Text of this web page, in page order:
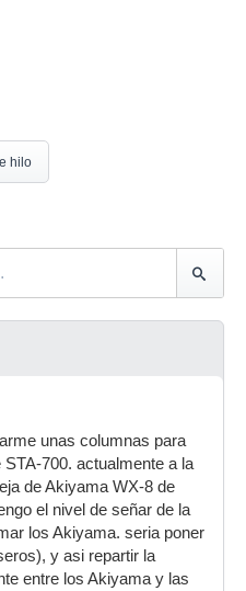
hilo
unas columnas para
700. actualmente a la
de Akiyama WX-8 de
el nivel de señar de la
los Akiyama. seria poner
y asi repartir la
entre los Akiyama y las